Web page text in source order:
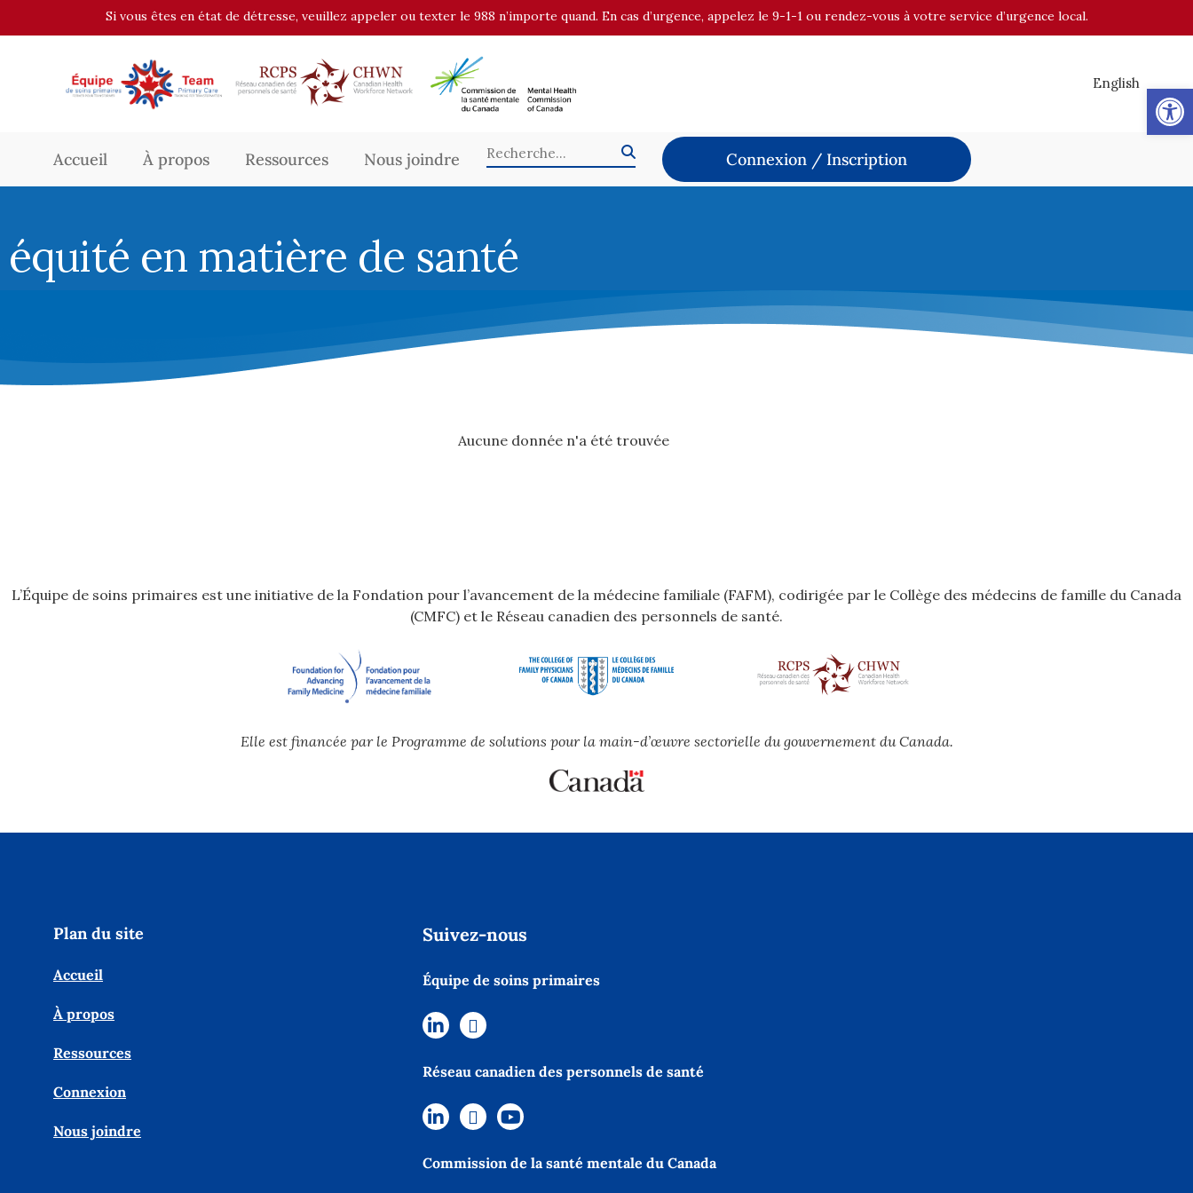
Si vous êtes en état de détresse, veuillez appeler ou texter le 988 n’importe quand. En cas d’urgence, appelez le 9-1-1 ou rendez-vous à votre service d’urgence local.
English
Accueil À propos Ressources Nous joindre Connexion / Inscription
équité en matière de santé
Aucune donnée n'a été trouvée
L’Équipe de soins primaires est une initiative de la Fondation pour l’avancement de la médecine familiale (FAFM), codirigée par le Collège des médecins de famille du Canada
(CMFC) et le Réseau canadien des personnels de santé.
Elle est financée par le Programme de solutions pour la main-d’œuvre sectorielle du gouvernement du Canada.
Plan du site
Accueil
À propos
Ressources
Connexion
Nous joindre
Suivez-nous
Équipe de soins primaires
Réseau canadien des personnels de santé
Commission de la santé mentale du Canada